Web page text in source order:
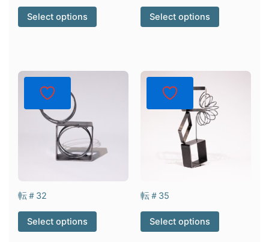
Select options Select options
転＃32
Select options
転＃35
Select options